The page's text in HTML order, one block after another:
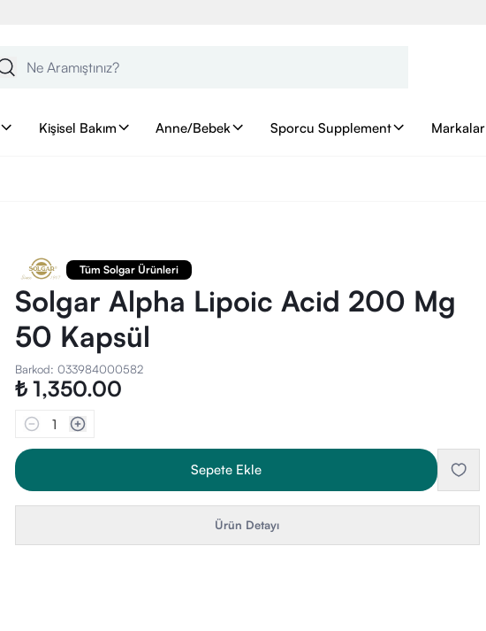
Kişisel Bakım Anne/Bebek Sporcu Supplement Markalar
Tüm Solgar Ürünleri
Solgar Alpha Lipoic Acid 200 Mg
50 Kapsül
Barkod: 033984000582
₺ 1,350.00
1
Sepete Ekle
Ürün Detayı